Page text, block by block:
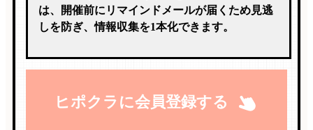
は、開催前にリマインドメールが届くため見逃
しを防ぎ、情報収集を1本化できます。
ヒポクラに会員登録する